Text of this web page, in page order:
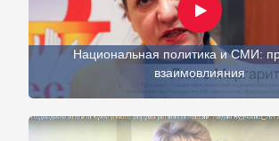
Национальная политика и СМИ:
взаимовлияния